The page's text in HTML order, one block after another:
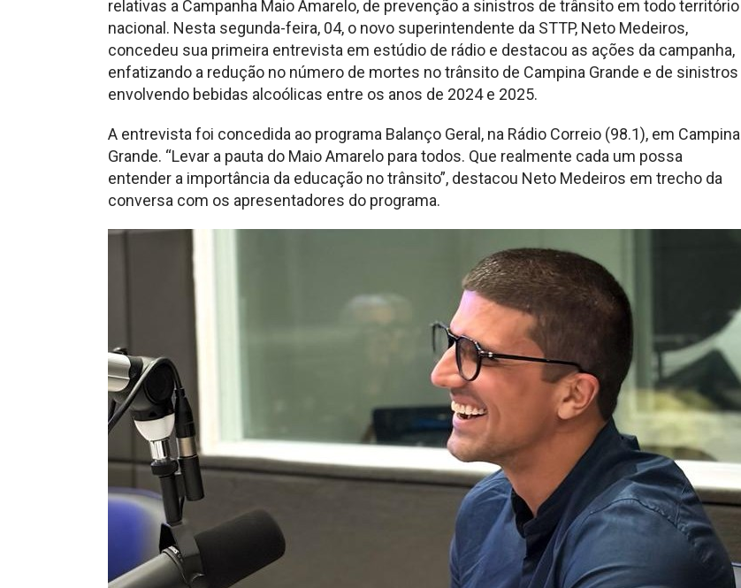
relativas a Campanha Maio Amarelo, de prevenção a sinistros de trânsito em todo território
nacional. Nesta segunda-feira, 04, o novo superintendente da STTP, Neto Medeiros,
concedeu sua primeira entrevista em estúdio de rádio e destacou as ações da campanha,
enfatizando a redução no número de mortes no trânsito de Campina Grande e de sinistros
envolvendo bebidas alcoólicas entre os anos de 2024 e 2025.
A entrevista foi concedida ao programa Balanço Geral, na Rádio Correio (98.1), em Campina
Grande. “Levar a pauta do Maio Amarelo para todos. Que realmente cada um possa
entender a importância da educação no trânsito”, destacou Neto Medeiros em trecho da
conversa com os apresentadores do programa.